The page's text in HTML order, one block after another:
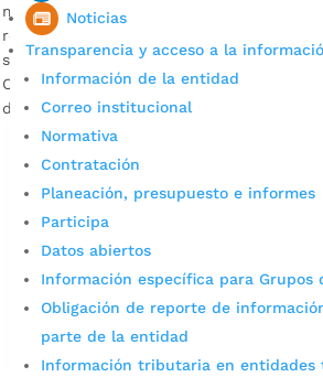
Noticias
Transparencia y acceso a la
Información de la entidad
Correo institucional
Normativa
Contratación
Planeación, presupuesto e informes
Participa
Datos abiertos
Información específica para Grupos
Obligación de reporte de
parte de la entidad
Información tributaria en entidades
metropolitana ante una emergencia por
realizó en la capital santandereana el
siniestro. Descargar audios: Claudia Roa,
Civil Seccional Santander / Luis Ernesto
de la […]